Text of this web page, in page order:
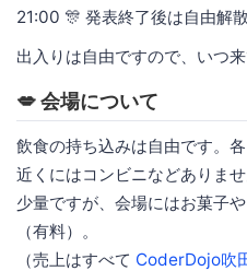
21:00 🎊 発表終了後は自由解
出入りは自由ですので、いつ
💋 会場について
飲食の持ち込みは自由です。
近くにはコンビニなどありま
少量ですが、会場にはお菓子
（有料）。
（売上はすべて CoderDojo吹